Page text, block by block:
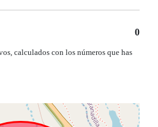
0
calculados con los números que has